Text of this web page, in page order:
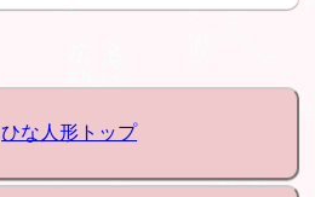
ひな人形トップ